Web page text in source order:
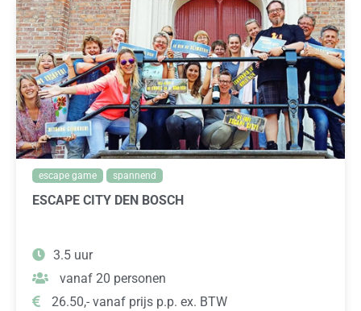
escape game spannend
ESCAPE CITY DEN BOSCH
3.5 uur
vanaf 20 personen
26.50,- vanaf prijs p.p. ex. BTW